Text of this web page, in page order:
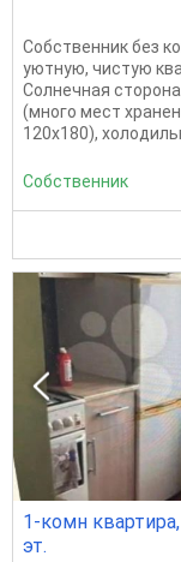
Собственник без
уютную, чистую
Солнечная
(много мест
120х180),
Собственник
1-комн
эт.